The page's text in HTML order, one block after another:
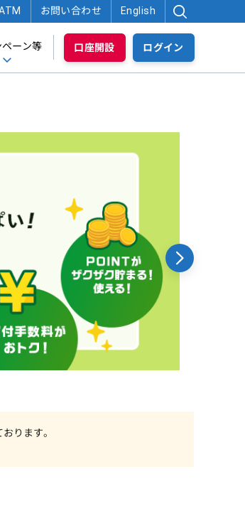
ペーン等 口座開設 ログイン
お問い合わせ English
ります。